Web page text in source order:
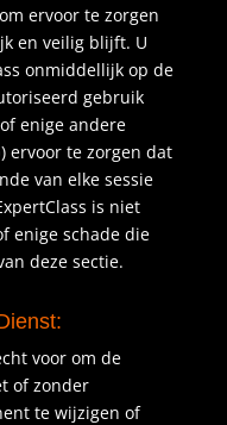
ervoor te zorgen
en veilig blijft. U
onmiddellijk op de
gebruik
enige andere
ervoor te zorgen dat
van elke sessie
is niet
enige schade die
deze sectie.
voor om de
of zonder
te wijzigen of